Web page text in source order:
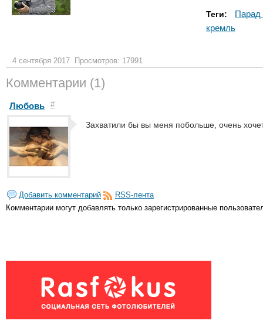
Теги:
Парад
кремль
4 сентября 2017 Просмотров: 17991
Комментарии (1)
Любовь #
Захватили бы вы меня побольше, очень
Добавить комментарий
RSS-лента
Комментарии могут добавлять только зарегистрированные